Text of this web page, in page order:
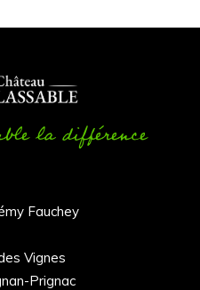
Fauchey
Vignes
Prignac
la différence